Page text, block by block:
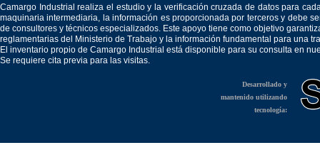
Camargo Industrial realiza el estudio y la verificación cruzada de datos para
maquinaria intermediaria, la información es proporcionada por terceros y debe
de consultores y técnicos especializados. Este apoyo tiene como objetivo
reglamentarias del Ministerio de Trabajo y la información fundamental para una
El inventario propio de Camargo Industrial está disponible para su consulta en
Se requiere cita previa para las visitas.
Desarrollado y
mantenido utilizando
tecnología: